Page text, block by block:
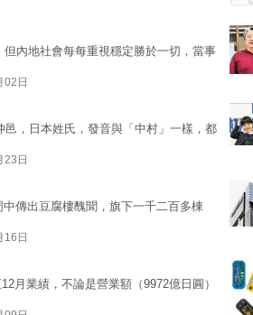
內地社會每每重視穩定勝於一切，當事
02日
，日本姓氏，發音與「中村」一樣，都
23日
傳出豆腐樓醜聞，旗下一千二百多棟
16日
月業績，不論是營業額（9972億日圓）